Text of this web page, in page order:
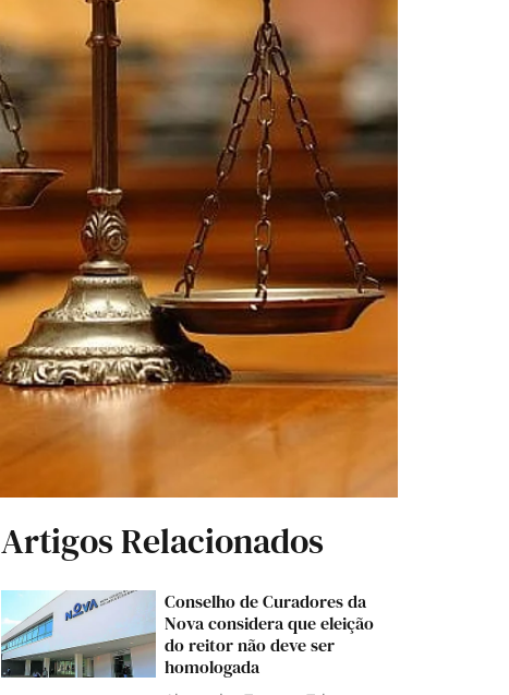
Artigos Relacionados
Conselho de Curadores da
Nova considera que eleição
do reitor não deve ser
homologada